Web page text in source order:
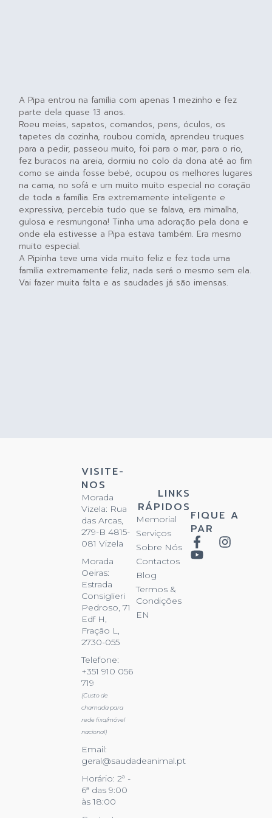
A Pipa entrou na família com apenas 1 mezinho e fez
parte dela quase 13 anos.
Roeu meias, sapatos, comandos, pens, óculos, os
tapetes da cozinha, roubou comida, aprendeu truques
para a pedir, passeou muito, foi para o mar, para o rio,
fez buracos na areia, dormiu no colo da dona até ao fim
como se ainda fosse bebé, ocupou os melhores lugares
na cama, no sofá e um muito muito especial no coração
de toda a família. Era extremamente inteligente e
expressiva, percebia tudo que se falava, era mimalha,
gulosa e resmungona! Tinha uma adoração pela dona e
onde ela estivesse a Pipa estava também. Era mesmo
muito especial.
A Pipinha teve uma vida muito feliz e fez toda uma
família extremamente feliz, nada será o mesmo sem ela.
Vai fazer muita falta e as saudades já são imensas.
VISITE-
NOS
Morada
Vizela: Rua
das Arcas,
279-B 4815-
081 Vizela
Morada
Oeiras:
Estrada
Consiglieri
Pedroso, 71
Edf H,
Fração L,
2730-055
Telefone:
+351 910 056
719
(Custo de
chamada para
rede fixa/móvel
nacional)
Email:
geral@saudadeanimal.pt
Horário: 2ª -
6ª das 9:00
às 18:00
LINKS
RÁPIDOS
Memorial
Serviços
Sobre Nós
Contactos
Blog
Termos &
Condições
EN
FIQUE A
PAR